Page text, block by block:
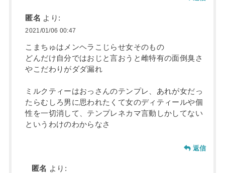
匿名 より:
2021/01/06 00:47
こまちゅはメンヘラこじらせ女そのもの
どんだけ自分ではおじと言おうと雌特有の面倒臭さ
やこだわりがダダ漏れ
ミルクティーはおっさんのテンプレ、あれが女だっ
たらむしろ男に思われたくて女のディティールや個
性を一切消して、テンプレネカマ言動しかしてない
というわけのわからなさ
返信
匿名 より: